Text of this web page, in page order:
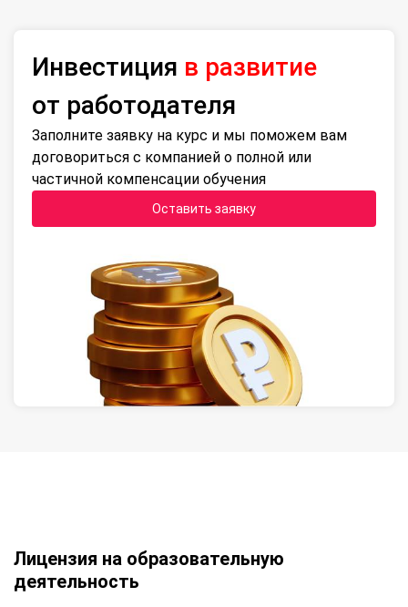
Инвестиция в развитие
от работодателя
Заполните заявку на курс и мы поможем вам
договориться с компанией о полной или
частичной компенсации обучения
Оставить заявку
Лицензия на образовательную
деятельность